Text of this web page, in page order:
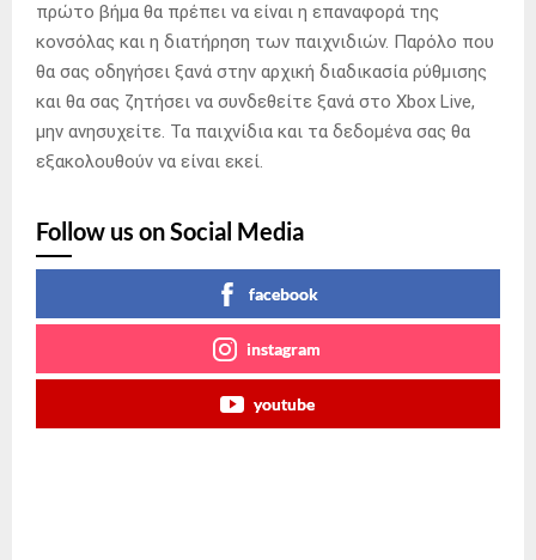
πρώτο βήμα θα πρέπει να είναι η επαναφορά της
κονσόλας και η διατήρηση των παιχνιδιών. Παρόλο που
θα σας οδηγήσει ξανά στην αρχική διαδικασία ρύθμισης
και θα σας ζητήσει να συνδεθείτε ξανά στο Xbox Live,
μην ανησυχείτε. Τα παιχνίδια και τα δεδομένα σας θα
εξακολουθούν να είναι εκεί.
Follow us on Social Media
facebook
instagram
youtube